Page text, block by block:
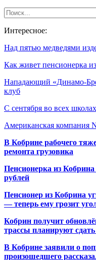
Интересное:
Над пятью медведями
Как живет пенсионерка
Нападающий «Динамо-
клуб
С сентября во всех
Американская компания
В Кобрине рабочего
ремонта грузовика
Пенсионерка из
рублей
Пенсионер из Кобрина
— теперь ему грозит
Кобрин получит
трассы планируют сдать
В Кобрине заявили о
произошедшего